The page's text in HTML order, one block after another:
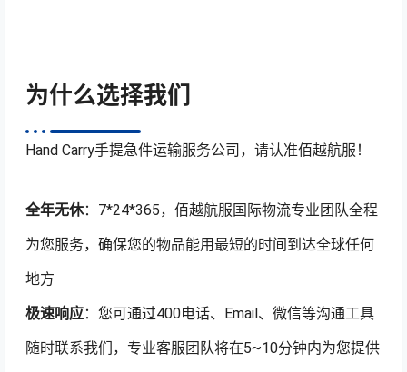
为什么选择我们
Hand Carry手提急件运输服务公司，请认准佰越航服！
全年无休：7*24*365，佰越航服国际物流专业团队全程
为您服务，确保您的物品能用最短的时间到达全球任何
地方
极速响应：您可通过400电话、Email、微信等沟通工具
随时联系我们，专业客服团队将在5~10分钟内为您提供